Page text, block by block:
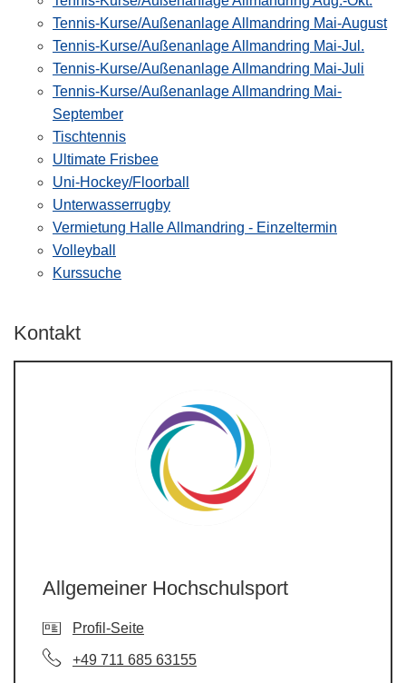
Tennis-Kurse/Außenanlage Allmandring Mai-August
Tennis-Kurse/Außenanlage Allmandring Mai-Jul.
Tennis-Kurse/Außenanlage Allmandring Mai-Juli
Tennis-Kurse/Außenanlage Allmandring Mai-
September
Tischtennis
Ultimate Frisbee
Uni-Hockey/Floorball
Unterwasserrugby
Vermietung Halle Allmandring - Einzeltermin
Volleyball
Kurssuche
Kontakt
Allgemeiner Hochschulsport
Profil-Seite
+49 711 685 63155